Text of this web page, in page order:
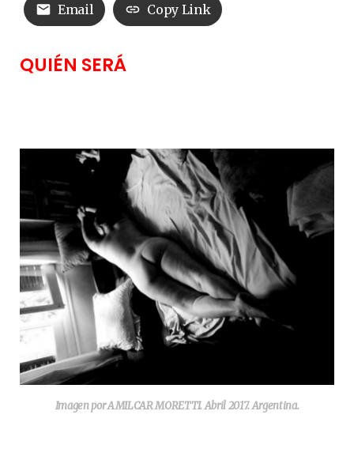
Email Copy Link
QUIÉN SERÁ
Imagen por AMILCAR MORETTI. Abril 2017. Argentina.